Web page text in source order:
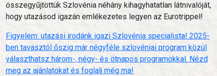
összegyűjtöttük Szlovénia néhány kihagyhatatlan látnivalóját,
hogy utazásod igazán emlékezetes legyen az Eurotrippel!
Figyelem: utazási irodánk igazi Szlovénia specialista! 2025-
ben tavasztól őszig már négyféle szlovéniai program közül
választhatsz három-, négy- és ötnapos programokkal. Nézd
meg az ajánlatokat és foglalj még ma!